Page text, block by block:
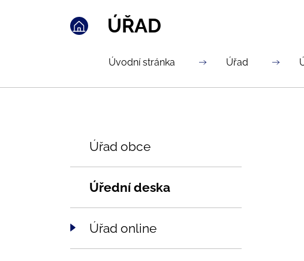
ÚŘAD
Úvodní stránka Úřad
Úřad obce
Úřední deska
Úřad online